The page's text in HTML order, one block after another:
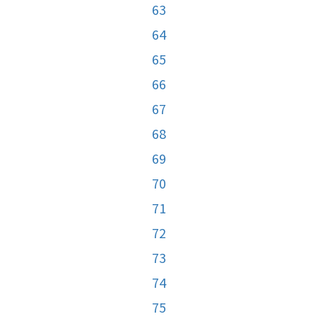
63
64
65
66
67
68
69
70
71
72
73
74
75